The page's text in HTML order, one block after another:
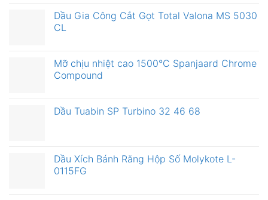
Dầu Gia Công Cắt Gọt Total Valona MS 5030
CL
Mỡ chịu nhiệt cao 1500°C Spanjaard Chrome
Compound
Dầu Tuabin SP Turbino 32 46 68
Dầu Xích Bánh Răng Hộp Số Molykote L-
0115FG